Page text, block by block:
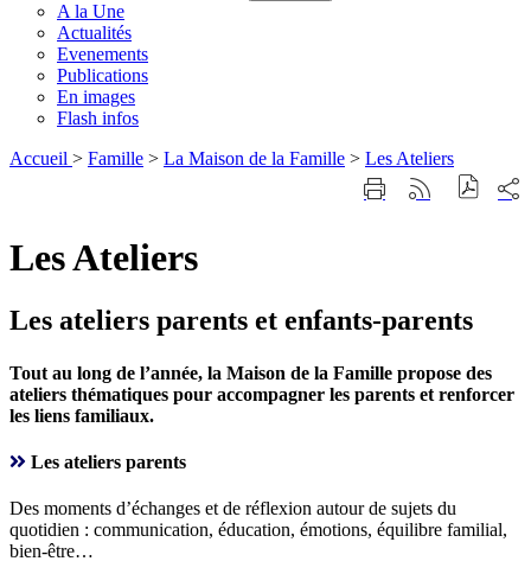
A la Une
Actualités
Evenements
Publications
En images
Flash infos
Accueil > Famille > La Maison de la Famille > Les Ateliers
ImprimerGénérer
sur
Les Ateliers
Les ateliers parents et enfants-parents
Tout au long de l’année, la Maison de la Famille propose des
ateliers thématiques pour accompagner les parents et renforcer
les liens familiaux.
Les ateliers parents
Des moments d’échanges et de réflexion autour de sujets du
quotidien : communication, éducation, émotions, équilibre familial,
bien-être…